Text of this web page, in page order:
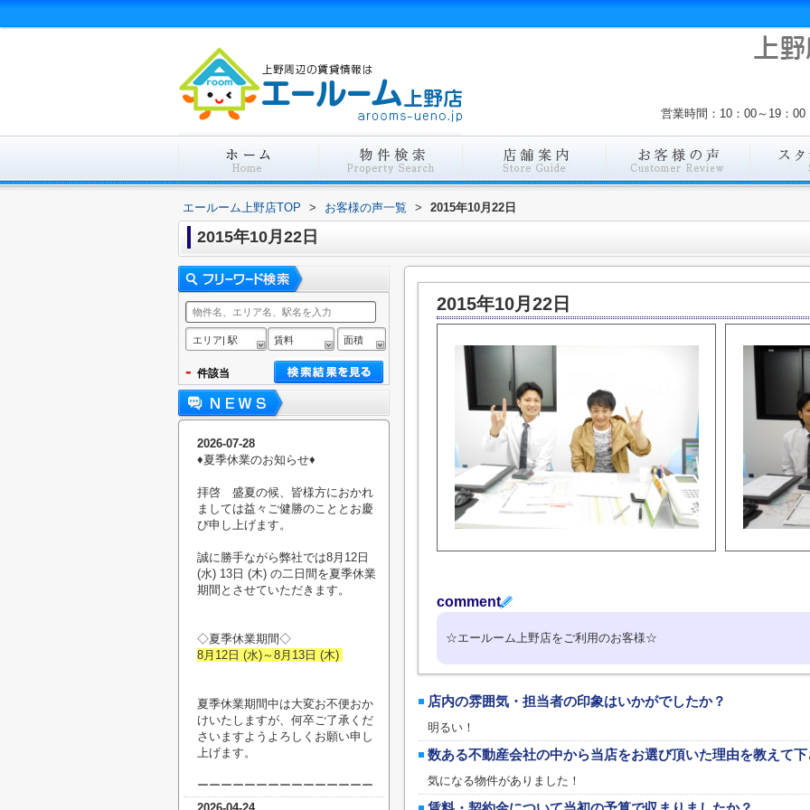
営業時間：10：00～19：
エールーム上野店TOP > お客様の声一覧 > 2015年10月22日
2015年10月22日
2015年10月22日
comment
☆エールーム上野店をご利用のお客様☆
店内の雰囲気・担当者の印象はいかがでしたか？
明るい！
数ある不動産会社の中から当店をお選び頂いた理由を教えて
気になる物件がありました！
エリア| 駅 賃料 面積
- 件該当
2026-07-28
♦︎夏季休業のお知らせ♦︎
拝啓 盛夏の候、皆様方におかれ
ましては益々ご健勝のこととお慶
び申し上げます。
誠に勝手ながら弊社では8月12日
(水) 13日 (木) の二日間を夏季休業
期間とさせていただきます。
◇夏季休業期間◇
8月12日 (水)～8月13日 (木)
夏季休業期間中は大変お不便おか
けいたしますが、何卒ご了承くだ
さいますようよろしくお願い申し
上げます。
ーーーーーーーーーーーーーーー